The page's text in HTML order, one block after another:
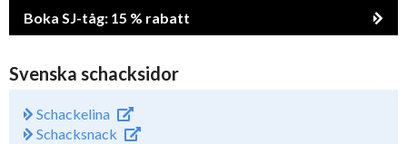
Boka SJ-tåg: 15 % rabatt
Svenska schacksidor
Schackelina
Schacksnack